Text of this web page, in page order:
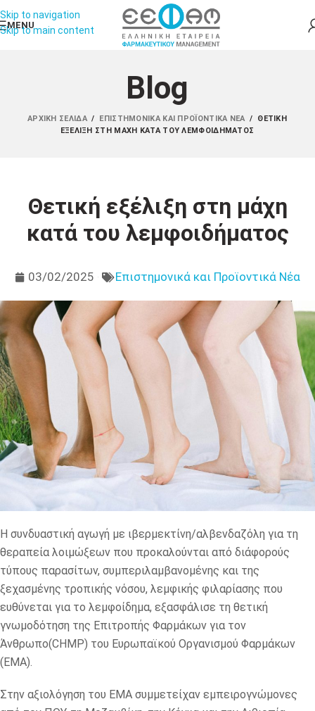
Skip to navigation
Skip to main content
MENU
Blog
ΑΡΧΙΚΉ ΣΕΛΊΔΑ / ΕΠΙΣΤΗΜΟΝΙΚΆ ΚΑΙ ΠΡΟΪΟΝΤΙΚΆ ΝΈΑ /
ΘΕΤΙΚΉ
ΕΞΈΛΙΞΗ ΣΤΗ ΜΆΧΗ ΚΑΤΆ ΤΟΥ ΛΕΜΦΟΙΔΉΜΑΤΟΣ
Θετική εξέλιξη στη μάχη
κατά του λεμφοιδήματος
03/02/2025 Επιστημονικά και Προϊοντικά Νέα
Η συνδυαστική αγωγή με ιβερμεκτίνη/αλβενδαζόλη για τη
θεραπεία λοιμώξεων που προκαλούνται από διάφορούς
τύπους παρασίτων, συμπεριλαμβανομένης και της
ξεχασμένης τροπικής νόσου, λεμφικής φιλαρίασης που
ευθύνεται για το λεμφοίδημα, εξασφάλισε τη θετική
γνωμοδότηση της Επιτροπής Φαρμάκων για τον
Άνθρωπο(CHMP) του Ευρωπαϊκού Οργανισμού Φαρμάκων
(EMA).
Στην αξιολόγηση του ΕΜΑ συμμετείχαν εμπειρογνώμονες